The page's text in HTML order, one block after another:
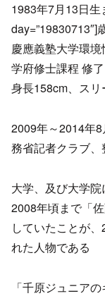
1983年7月13日
day=”19830713″]
慶應義塾大学環
学府修士課程 修了
身長158cm、ス
2009年～2014年
務省記者クラブ
大学、及び大学
2008年頃まで「
していたことが
れた人物である
「千原ジュニア